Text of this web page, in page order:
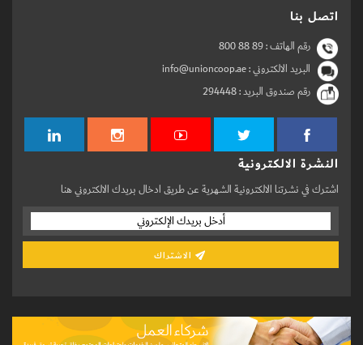
اتصل بنا
رقم الهاتف :800 88 89
البريد الالكتروني : info@unioncoop.ae
رقم صندوق البريد :294448
النشرة الالكترونية
اشترك في نشرتنا الالكترونية الشهرية عن طريق ادخال بريدك الالكتروني هنا